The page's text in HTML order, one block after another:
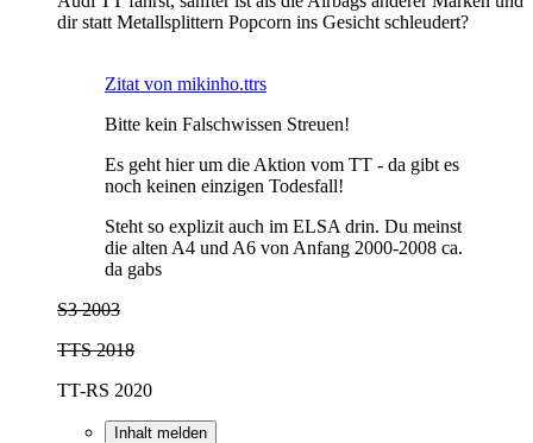
dir statt Metallsplittern Popcorn ins Gesicht schleudert?
Zitat von mikinho.ttrs
Bitte kein Falschwissen Streuen!
Es geht hier um die Aktion vom TT - da gibt es
noch keinen einzigen Todesfall!
Steht so explizit auch im ELSA drin. Du meinst
die alten A4 und A6 von Anfang 2000-2008 ca.
da gabs
S3 2003
TTS 2018
TT-RS 2020
Inhalt melden